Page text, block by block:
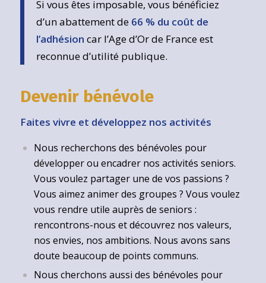
Si vous êtes imposable, vous bénéficiez
d’un abattement de 66 % du coût de
l’adhésion car l’Age d’Or de France est
reconnue d’utilité publique.
Devenir bénévole
Faites vivre et développez nos activités
Nous recherchons des bénévoles pour
développer ou encadrer nos activités seniors.
Vous voulez partager une de vos passions ?
Vous aimez animer des groupes ? Vous voulez
vous rendre utile auprès de seniors :
rencontrons-nous et découvrez nos valeurs,
nos envies, nos ambitions. Nous avons sans
doute beaucoup de points communs.
Nous cherchons aussi des bénévoles pour